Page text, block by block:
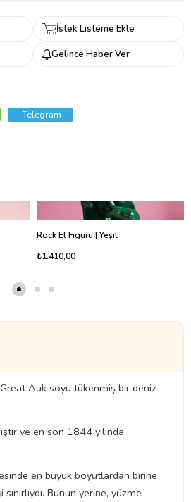
İstek Listeme Ekle
Gelince Haber Ver
Telegram
Rock El Figürü | Yeşil
₺1.410,00
Great Auk soyu tükenmiş bir deniz
ve en son 1844 yılında
en büyük boyutlardan birine
Bunun yerine, yüzme